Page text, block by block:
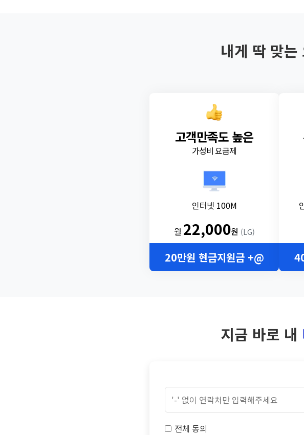
내게 딱 맞는
고객만족도 높은
가성비 요금제
인터넷 100M
월 22,000원 (LG)
20만원 현금지원금 +@
지금 바로 내
전체 동의